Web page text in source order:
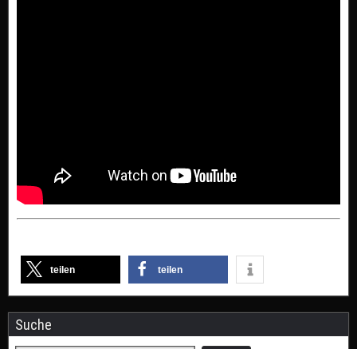
teilen teilen
Suche